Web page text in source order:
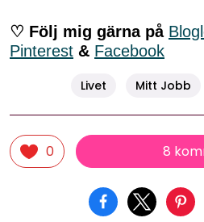
♡ Följ mig gärna på
Pinterest & Facebook
Livet Mitt Jobb
0 8